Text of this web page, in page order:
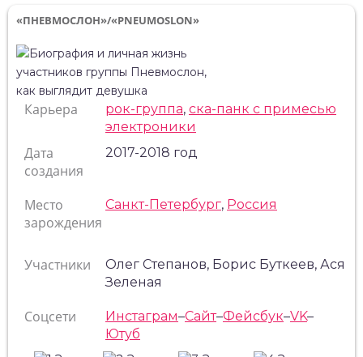
«ПНЕВМОСЛОН»/«PNEUMOSLON»
Карьера рок-группа, ска-панк с примесью
электроники
Дата
создания
2017-2018 год
Место
зарождения
Санкт-Петербург, Россия
Участники
Олег Степанов, Борис Буткеев, Ася
Зеленая
Соцсети Инстаграм–Сайт–Фейсбук–VK–
Ютуб